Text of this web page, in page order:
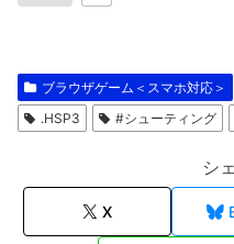
ブラウザゲーム＜スマホ対応＞
.HSP3
#シューティング
シ
X